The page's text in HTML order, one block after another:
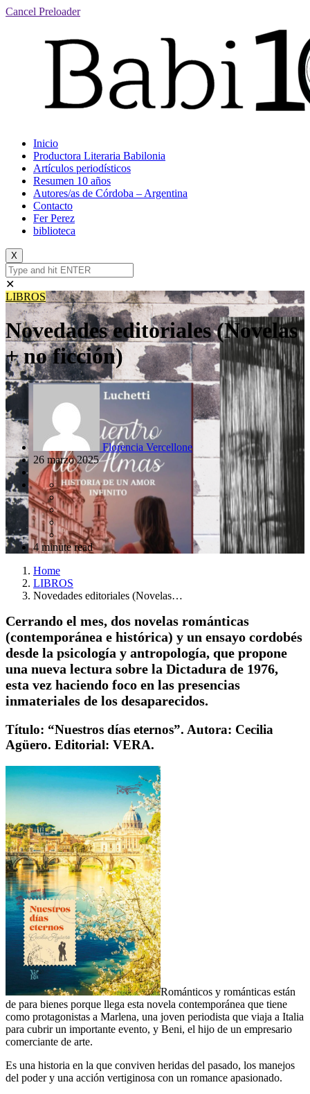
Cancel Preloader
Inicio
Productora Literaria Babilonia
Artículos periodísticos
Resumen 10 años
Autores/as de Córdoba – Argentina
Contacto
Fer Perez
biblioteca
X
✕
LIBROS
Novedades editoriales (Novelas
+ no ficción)
Florencia Vercellone
26 marzo 2025
4 minute read
Home
LIBROS
Novedades editoriales (Novelas…
Cerrando el mes, dos novelas románticas
(contemporánea e histórica) y un ensayo cordobés
desde la psicología y antropología, que propone
una nueva lectura sobre la Dictadura de 1976,
esta vez haciendo foco en las presencias
inmateriales de los desaparecidos.
Título: “Nuestros días eternos”. Autora: Cecilia
Agüero. Editorial: VERA.
Románticos y románticas están
de para bienes porque llega esta novela contemporánea que tiene
como protagonistas a Marlena, una joven periodista que viaja a Italia
para cubrir un importante evento, y Beni, el hijo de un empresario
comerciante de arte.
Es una historia en la que conviven heridas del pasado, los manejos
del poder y una acción vertiginosa con un romance apasionado.